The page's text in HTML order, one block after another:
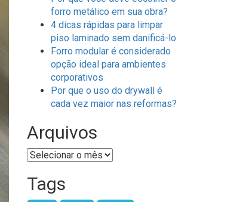
forro metálico em sua obra?
4 dicas rápidas para limpar
piso laminado sem danificá-lo
Forro modular é considerado
opção ideal para ambientes
corporativos
Por que o uso do drywall é
cada vez maior nas reformas?
Arquivos
Arquivos
Tags